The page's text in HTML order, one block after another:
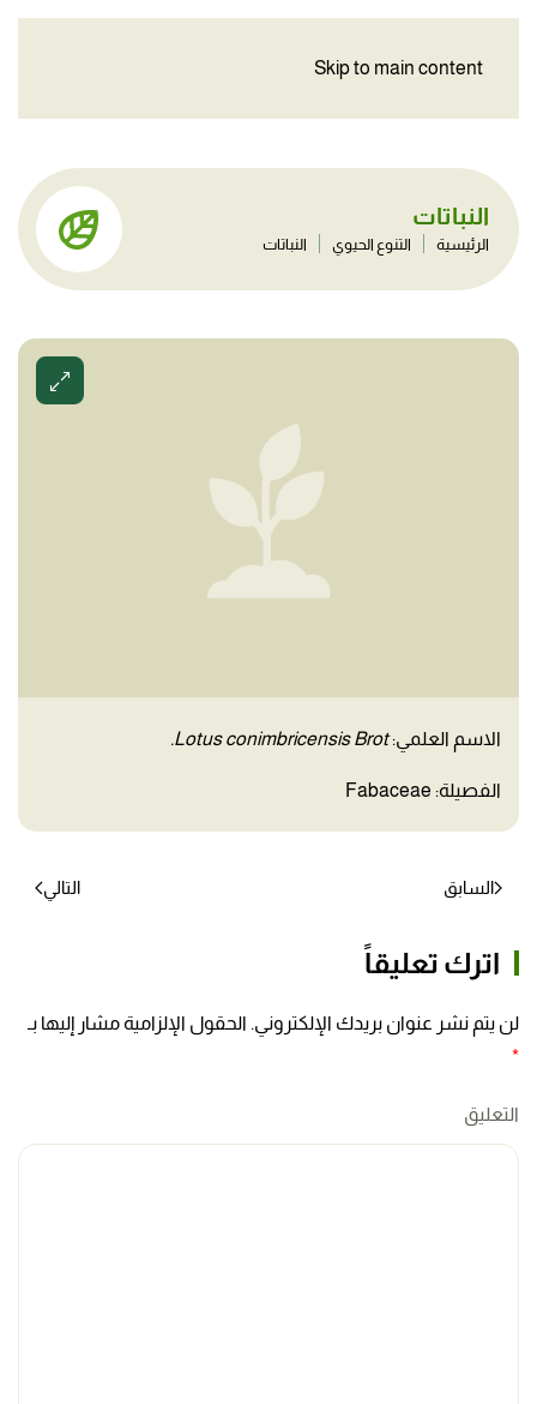
Skip to main content
النباتات
الرئيسية التنوع الحيوي النباتات
الاسم العلمي:Lotus conimbricensis Brot.
الفصيلة: Fabaceae
السابق التالي
اترك تعليقاً
لن يتم نشر عنوان بريدك الإلكتروني. الحقول الإلزامية مشار إليها بـ
*
التعليق